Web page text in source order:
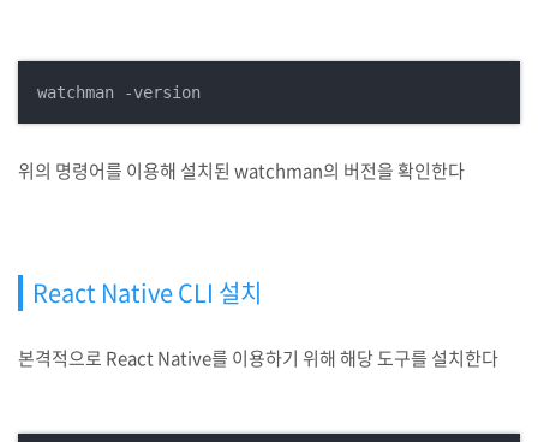
watchman -version
위의 명령어를 이용해 설치된 watchman의 버전을 확인한다
React Native CLI 설치
본격적으로 React Native를 이용하기 위해 해당 도구를 설치한다